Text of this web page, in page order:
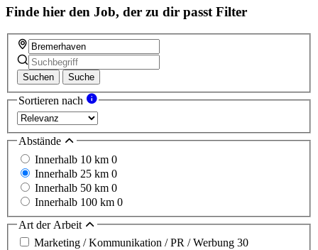
Finde hier den Job, der zu dir passt Filter
Suchen Suche
Sortieren nach
Abstände
Innerhalb 10 km 0
Innerhalb 25 km 0
Innerhalb 50 km 0
Innerhalb 100 km 0
Art der Arbeit
Marketing / Kommunikation / PR / Werbung 30